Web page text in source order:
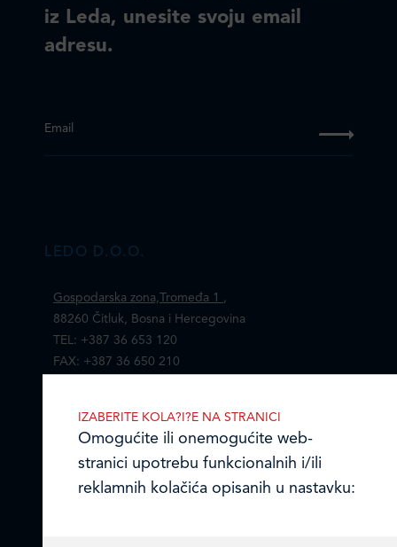
iz Leda, unesite svoju email
adresu.
Email
LEDO D.O.O.
Gospodarska zona,Tromeđa 1 ,
88260 Čitluk, Bosna i Hercegovina
TEL: +387 36 653 120
FAX: +387 36 650 210
LEDO d.o.o. Čitluk
IZABERITE KOLA?I?E NA STRANICI
Omogućite ili onemogućite web-
stranici upotrebu funkcionalnih i/ili
reklamnih kolačića opisanih u nastavku: